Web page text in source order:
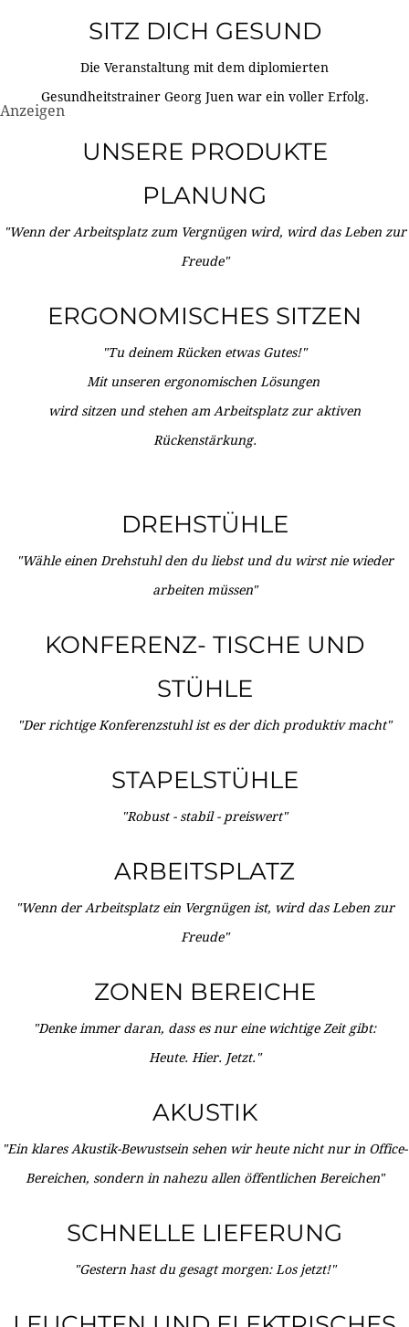
SITZ DICH GESUND
Die Veranstaltung mit dem diplomierten
Gesundheitstrainer Georg Juen war ein voller Erfolg.
Anzeigen
UNSERE PRODUKTE
PLANUNG
"Wenn der Arbeitsplatz zum Vergnügen wird, wird das Leben zur
Freude"
ERGONOMISCHES SITZEN
"Tu deinem Rücken etwas Gutes!"
Mit unseren ergonomischen Lösungen
wird sitzen und stehen am Arbeitsplatz zur aktiven
Rückenstärkung.
DREHSTÜHLE
"Wähle einen Drehstuhl den du liebst und du wirst nie wieder
arbeiten müssen"
KONFERENZ- TISCHE UND
STÜHLE
"Der richtige Konferenzstuhl ist es der dich produktiv macht"
STAPELSTÜHLE
"Robust - stabil - preiswert"
ARBEITSPLATZ
"Wenn der Arbeitsplatz ein Vergnügen ist, wird das Leben zur
Freude"
ZONEN BEREICHE
"Denke immer daran, dass es nur eine wichtige Zeit gibt:
Heute. Hier. Jetzt."
AKUSTIK
"Ein klares Akustik-Bewustsein sehen wir heute nicht nur in Office-
Bereichen, sondern in nahezu allen öffentlichen Bereichen"
SCHNELLE LIEFERUNG
"Gestern hast du gesagt morgen: Los jetzt!"